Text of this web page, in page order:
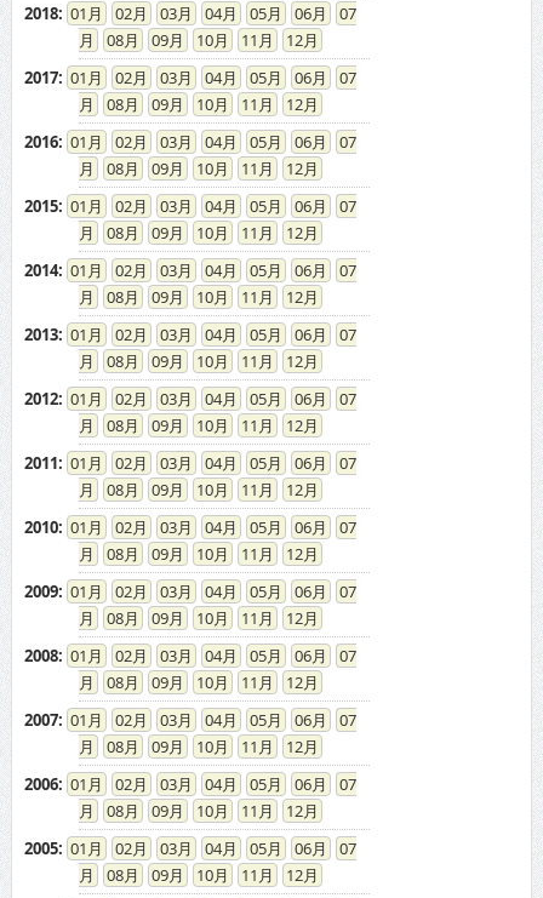
2018: 01 02 03 04 05 06
07
08
09 10 11
12
2017: 01 02 03 04 05 06
07
08
09 10 11
12
2016: 01 02 03 04 05 06
07
08
09 10 11
12
2015: 01 02 03 04 05 06
07
08
09 10 11
12
2014: 01 02 03 04 05 06
07
08
09 10 11
12
2013: 01 02 03 04 05 06
07
08
09 10 11
12
2012: 01 02 03 04 05 06
07
08
09 10 11
12
2011: 01 02 03 04 05 06
07
08
09 10 11
12
2010: 01 02 03 04 05 06
07
08
09 10 11
12
2009: 01 02 03 04 05 06
07
08
09 10 11
12
2008: 01 02 03 04 05 06
07
08
09 10 11
12
2007: 01 02 03 04 05 06
07
08
09 10 11
12
2006: 01 02 03 04 05 06
07
08
09 10 11
12
2005: 01 02 03 04 05 06
07
08
09 10 11
12